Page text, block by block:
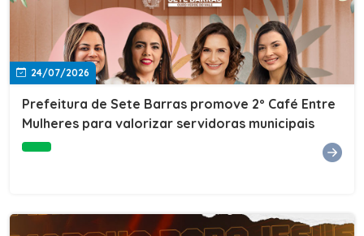
24/07/2026
Prefeitura de Sete Barras promove 2º Café Entre
Mulheres para valorizar servidoras municipais